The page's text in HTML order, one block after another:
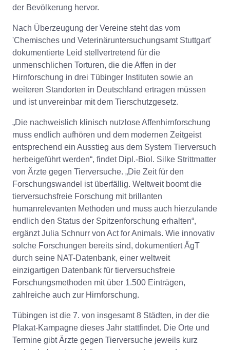
der Bevölkerung hervor.
Nach Überzeugung der Vereine steht das vom
'Chemisches und Veterinäruntersuchungsamt Stuttgart'
dokumentierte Leid stellvertretend für die
unmenschlichen Torturen, die die Affen in der
Hirnforschung in drei Tübinger Instituten sowie an
weiteren Standorten in Deutschland ertragen müssen
und ist unvereinbar mit dem Tierschutzgesetz.
„Die nachweislich klinisch nutzlose Affenhirnforschung
muss endlich aufhören und dem modernen Zeitgeist
entsprechend ein Ausstieg aus dem System Tierversuch
herbeigeführt werden“, findet Dipl.-Biol. Silke Strittmatter
von Ärzte gegen Tierversuche. „Die Zeit für den
Forschungswandel ist überfällig. Weltweit boomt die
tierversuchsfreie Forschung mit brillanten
humanrelevanten Methoden und muss auch hierzulande
endlich den Status der Spitzenforschung erhalten“,
ergänzt Julia Schnurr von Act for Animals. Wie innovativ
solche Forschungen bereits sind, dokumentiert ÄgT
durch seine NAT-Datenbank, einer weltweit
einzigartigen Datenbank für tierversuchsfreie
Forschungsmethoden mit über 1.500 Einträgen,
zahlreiche auch zur Hirnforschung.
Tübingen ist die 7. von insgesamt 8 Städten, in der die
Plakat-Kampagne dieses Jahr stattfindet. Die Orte und
Termine gibt Ärzte gegen Tierversuche jeweils kurz